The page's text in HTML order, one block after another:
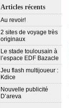
Articles récents
Au revoir!
2 sites de voyage très
originaux
Le stade toulousain à
l’espace EDF Bazacle
Jeu flash multijoueur :
Kdice
Nouvelle publicité
D’areva